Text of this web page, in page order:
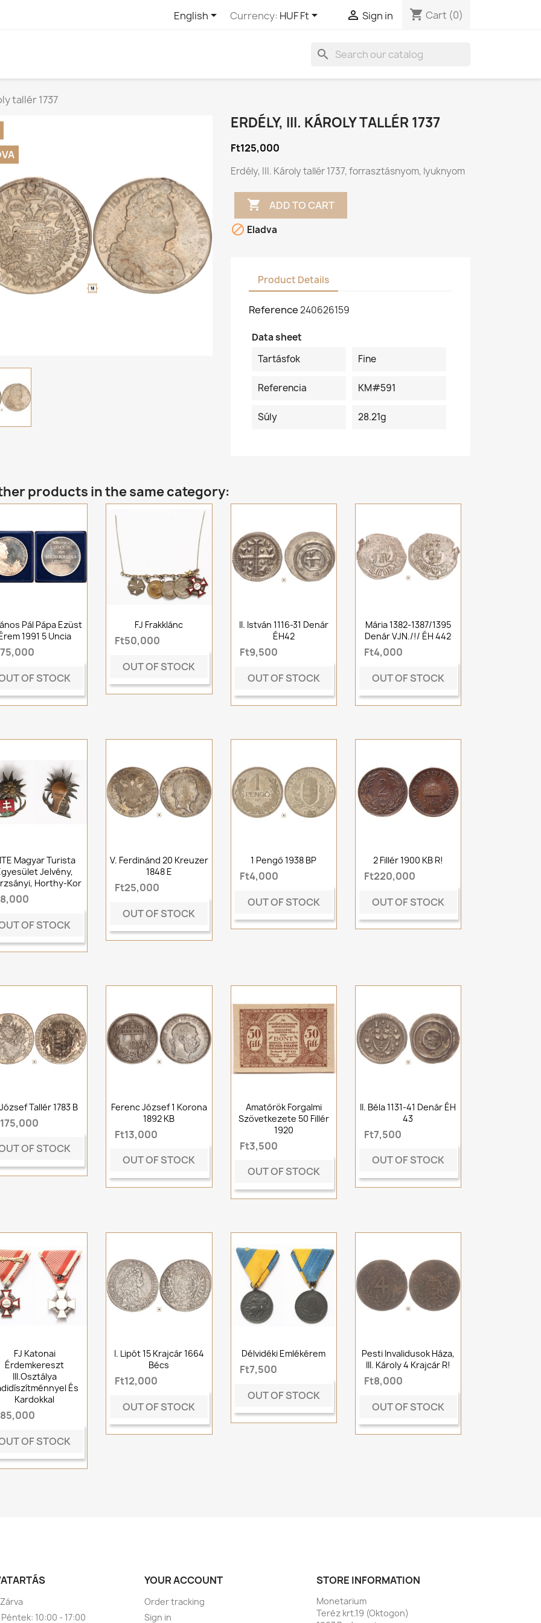
English Currency: HUF Ft  Sign in shopping_cart Cart (0)
search
tallér 1737
ERDÉLY, III. KÁROLY TALLÉR 1737
Ft125,000
Erdély, III. Károly tallér 1737, forrasztásnyom, lyuknyom
 ADD TO CART
 Eladva
Product Details
Reference240626159
Data sheet
Tartásfok
Fine
Referencia KM#591
Súly 28.21g
products in the same category:
Pál Pápa Ezüst
1991 5 Uncia
OF STOCK
FJ Frakklánc
Ft50,000
OUT OF STOCK
II. István 1116-31 Denár
ÉH42
Ft9,500
OUT OF STOCK
Mária 1382-1387/1395
Denár VJN./!/ ÉH 442
Ft4,000
OUT OF STOCK
Magyar Turista
Jelvény,
Horthy-Kor
OF STOCK
V. Ferdinánd 20 Kreuzer
1848 E
Ft25,000
OUT OF STOCK
1 Pengő 1938 BP
Ft4,000
OUT OF STOCK
2 Fillér 1900 KB R!
Ft220,000
OUT OF STOCK
Tallér 1783 B
OF STOCK
Ferenc József 1 Korona
1892 KB
Ft13,000
OUT OF STOCK
Amatőrök Forgalmi
Szövetkezete 50 Fillér
1920
Ft3,500
OUT OF STOCK
II. Béla 1131-41 Denár ÉH
43
Ft7,500
OUT OF STOCK
FJ Katonai
Érdemkereszt
III.osztálya
És
Kardokkal
OF STOCK
I. Lipót 15 Krajcár 1664
Bécs
Ft12,000
OUT OF STOCK
Délvidéki Emlékérem
Ft7,500
OUT OF STOCK
Pesti Invalidusok Háza,
III. Károly 4 Krajcár R!
Ft8,000
OUT OF STOCK
10:00 - 17:00
YOUR ACCOUNT
Order tracking
Sign in
STORE INFORMATION
Monetarium
Teréz krt.19 (Oktogon)